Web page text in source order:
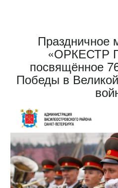
Праздничное
«ОРКЕСТР
посвящённое
Победы в